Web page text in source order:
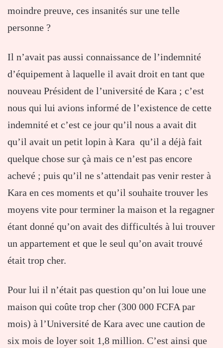
moindre preuve, ces insanités sur une telle
personne ?
Il n’avait pas aussi connaissance de l’indemnité
d’équipement à laquelle il avait droit en tant que
nouveau Président de l’université de Kara ; c’est
nous qui lui avions informé de l’existence de cette
indemnité et c’est ce jour qu’il nous a avait dit
qu’il avait un petit lopin à Kara qu’il a déjà fait
quelque chose sur çà mais ce n’est pas encore
achevé ; puis qu’il ne s’attendait pas venir rester à
Kara en ces moments et qu’il souhaite trouver les
moyens vite pour terminer la maison et la regagner
étant donné qu’on avait des difficultés à lui trouver
un appartement et que le seul qu’on avait trouvé
était trop cher.
Pour lui il n’était pas question qu’on lui loue une
maison qui coûte trop cher (300 000 FCFA par
mois) à l’Université de Kara avec une caution de
six mois de loyer soit 1,8 million. C’est ainsi que